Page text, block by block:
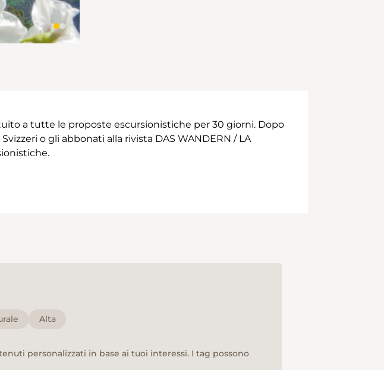
a tutte le proposte escursionistiche per 30 giorni. Dopo
o gli abbonati alla rivista DAS WANDERN / LA
Alta
personalizzati in base ai tuoi interessi. I tag possono